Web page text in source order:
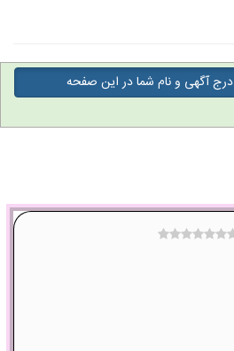
درج آگهی و نام شما در این صفحه